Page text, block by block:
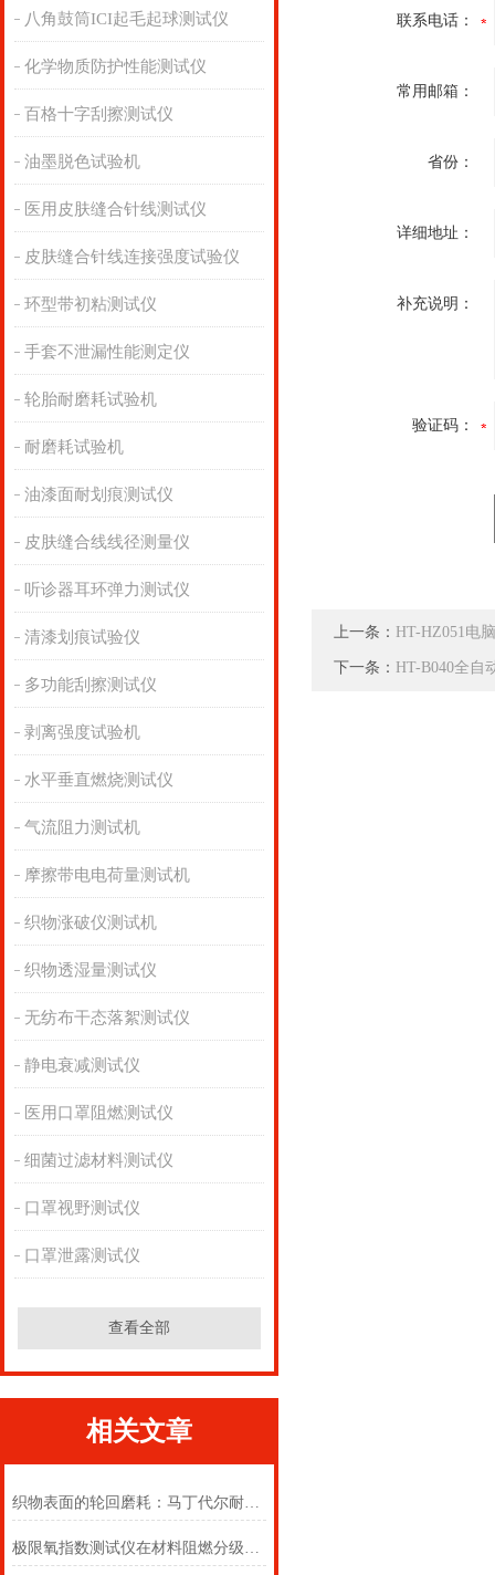
八角鼓筒ICI起毛起球测试仪
化学物质防护性能测试仪
百格十字刮擦测试仪
油墨脱色试验机
医用皮肤缝合针线测试仪
皮肤缝合针线连接强度试验仪
环型带初粘测试仪
手套不泄漏性能测定仪
轮胎耐磨耗试验机
耐磨耗试验机
油漆面耐划痕测试仪
皮肤缝合线线径测量仪
听诊器耳环弹力测试仪
清漆划痕试验仪
多功能刮擦测试仪
剥离强度试验机
水平垂直燃烧测试仪
气流阻力测试机
摩擦带电电荷量测试机
织物涨破仪测试机
织物透湿量测试仪
无纺布干态落絮测试仪
静电衰减测试仪
医用口罩阻燃测试仪
细菌过滤材料测试仪
口罩视野测试仪
口罩泄露测试仪
查看全部
相关文章
织物表面的轮回磨耗：马丁代尔耐磨仪在多点轨迹与压力恒定下的耐用叙事
极限氧指数测试仪在材料阻燃分级中的浓度边界判定
联系电话：
常用邮箱：
省份：
详细地址：
补充说明：
验证码：
上一条： HT-HZ051电
下一条： HT-B040全自